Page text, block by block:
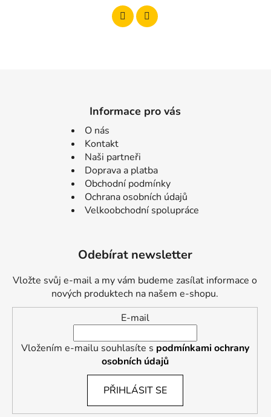
Informace pro vás
O nás
Kontakt
Naši partneři
Doprava a platba
Obchodní podmínky
Ochrana osobních údajů
Velkoobchodní spolupráce
Odebírat newsletter
Vložte svůj e-mail a my vám budeme zasílat informace o
nových produktech na našem e-shopu.
E-mail
Vložením e-mailu souhlasíte s podmínkami ochrany
osobních údajů
PŘIHLÁSIT SE